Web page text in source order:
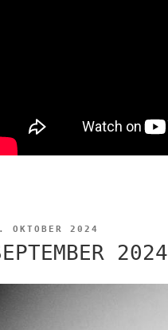
OKTOBER 2024
2024